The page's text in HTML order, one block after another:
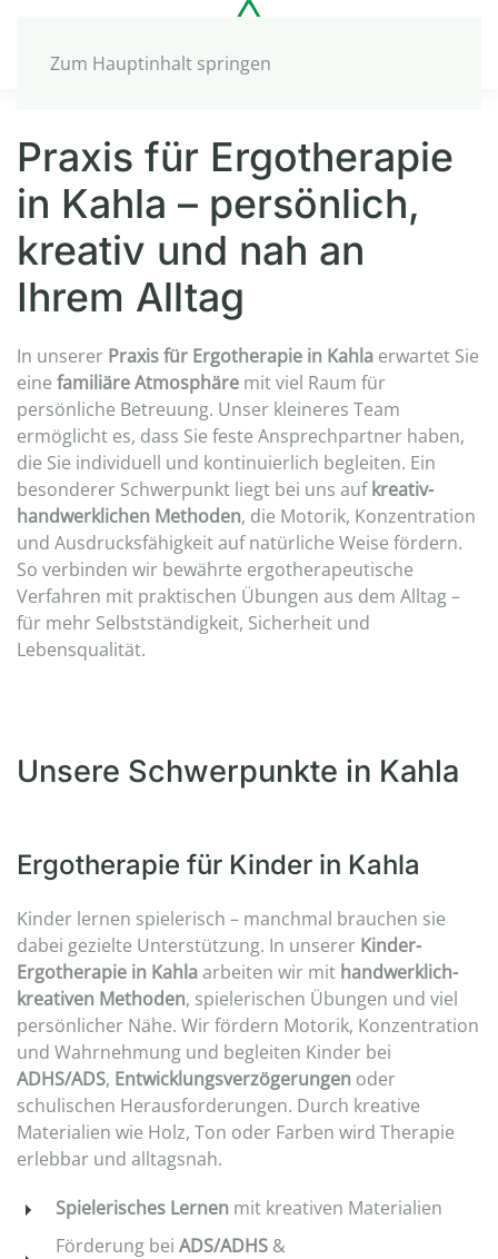
Zum Hauptinhalt springen
Praxis für Ergotherapie
in Kahla – persönlich,
kreativ und nah an
Ihrem Alltag
In unserer Praxis für Ergotherapie in Kahla erwartet Sie
eine familiäre Atmosphäre mit viel Raum für
persönliche Betreuung. Unser kleineres Team
ermöglicht es, dass Sie feste Ansprechpartner haben,
die Sie individuell und kontinuierlich begleiten. Ein
besonderer Schwerpunkt liegt bei uns aufkreativ-
handwerklichen Methoden, die Motorik, Konzentration
und Ausdrucksfähigkeit auf natürliche Weise fördern.
So verbinden wir bewährte ergotherapeutische
Verfahren mit praktischen Übungen aus dem Alltag –
für mehr Selbstständigkeit, Sicherheit und
Lebensqualität.
Unsere Schwerpunkte in Kahla
Ergotherapie für Kinder in Kahla
Kinder lernen spielerisch – manchmal brauchen sie
dabei gezielte Unterstützung. In unserer Kinder-
Ergotherapie in Kahlaarbeiten wir mit handwerklich-
kreativen Methoden, spielerischen Übungen und viel
persönlicher Nähe. Wir fördern Motorik, Konzentration
und Wahrnehmung und begleiten Kinder bei
ADHS/ADS, Entwicklungsverzögerungen oder
schulischen Herausforderungen. Durch kreative
Materialien wie Holz, Ton oder Farben wird Therapie
erlebbar und alltagsnah.
Spielerisches Lernen mit kreativen Materialien
Förderung bei ADS/ADHS &